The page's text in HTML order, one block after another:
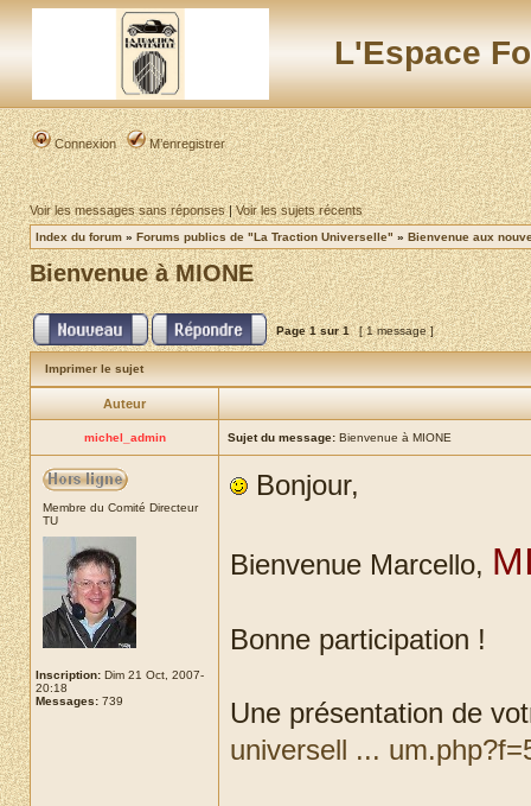
L'Espace
Connexion M’enregistrer
Voir les messages sans réponses|Voir les sujets récents
Index du forum » Forums publics de "La Traction Universelle" » Bienvenue aux
Bienvenue à MIONE
Page1sur1 [ 1 message ]
Imprimer le sujet
Auteur
michel_admin Sujet du message: Bienvenue à MIONE
Membre du Comité Directeur
TU
Inscription: Dim 21 Oct, 2007-
20:18
Messages: 739
Bonjour,
Bienvenue Marcello,
Bonne participation !
Une présentation de
universell ...